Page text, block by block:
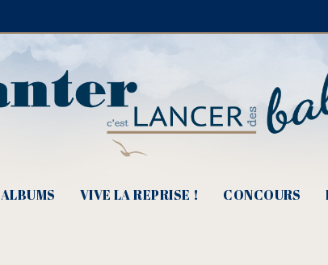
ALBUMS VIVE LA REPRISE ! CONCOURS